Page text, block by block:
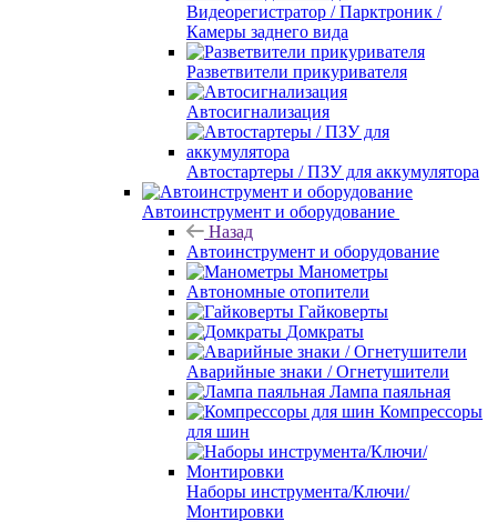
Видеорегистратор / Парктроник /
Камеры заднего вида
Разветвители прикуривателя
Автосигнализация
Автостартеры / ПЗУ для аккумулятора
Автоинструмент и оборудование
Назад
Автоинструмент и оборудование
Манометры
Автономные отопители
Гайковерты
Домкраты
Аварийные знаки / Огнетушители
Лампа паяльная
Компрессоры
для шин
Наборы инструмента/Ключи/
Монтировки